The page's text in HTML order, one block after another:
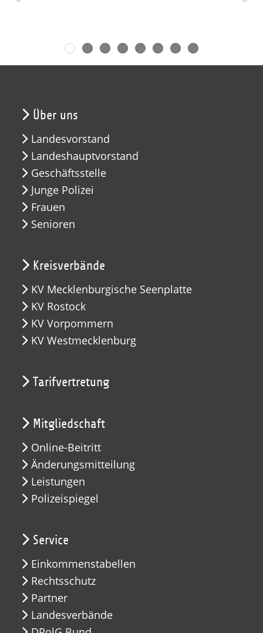
Über uns
Landesvorstand
Landeshauptvorstand
Geschäftsstelle
Junge Polizei
Frauen
Senioren
Kreisverbände
KV Mecklenburgische Seenplatte
KV Rostock
KV Vorpommern
KV Westmecklenburg
Tarifvertretung
Mitgliedschaft
Online-Beitritt
Änderungsmitteilung
Leistungen
Polizeispiegel
Service
Einkommenstabellen
Rechtsschutz
Partner
Landesverbände